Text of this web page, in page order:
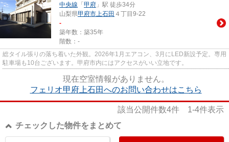
中央線 「 甲府 」駅 徒歩34分
山梨県甲府市上石田 ４丁目9-22
-
築年数：築35年
階数：-
総タイル張りの落ち着いた外観。2026年1月エアコン、3月にLED新設予定。専用
駐車場も10台ございます。甲府市内にはアクセスがいい立地です。
現在空室情報がありません。
フェリオ甲府上石田へのお問い合わせはこちら
該当公開件数4件 1-4件表示
チェックした物件をまとめて